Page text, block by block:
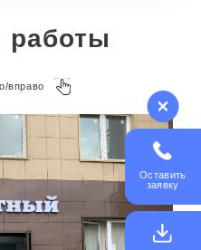
работы
вправо
Оставить
заявку